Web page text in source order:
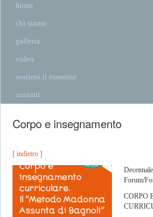
home
chi siamo
galleria
video
sostieni il mammut
contatti
Corpo e insegnamento
[ indietro ]
Forum/
CORPO